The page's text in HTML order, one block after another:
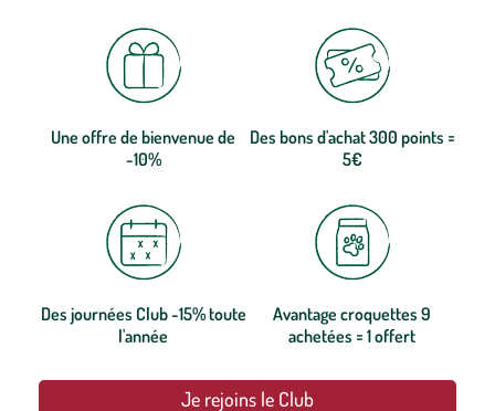
Une offre de bienvenue de
-10%
Des bons d'achat 300 points =
5€
Des journées Club -15% toute
l'année
Avantage croquettes 9
achetées = 1 offert
Je rejoins le Club